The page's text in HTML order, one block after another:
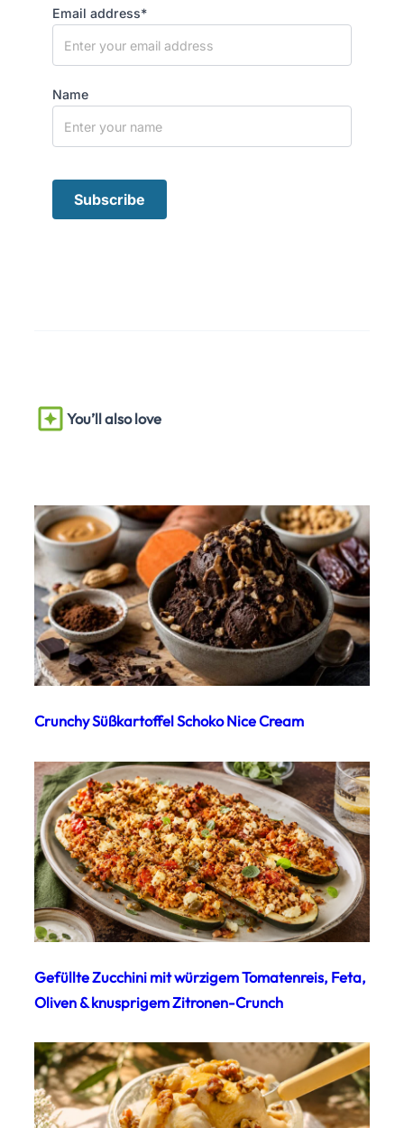
Email address*
Name
You’ll also love
Crunchy Süßkartoffel Schoko Nice Cream
Gefüllte Zucchini mit würzigem Tomatenreis, Feta,
Oliven & knusprigem Zitronen-Crunch